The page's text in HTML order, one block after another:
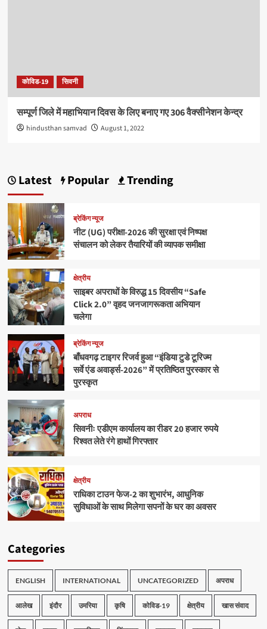
कोविड-19 सिवनी
सम्पूर्ण जिले में महाभियान दिवस के लिए बनाए गए 306 वैक्सीनेशन केन्द्र
hindusthan samvad August 1, 2022
Latest Popular Trending
ब्रेकिंग न्यूज
नीट (UG) परीक्षा-2026 की सुरक्षा एवं निष्पक्ष
संचालन को लेकर तैयारियों की व्यापक समीक्षा
क्षेत्रीय
साइबर अपराधों के विरुद्ध 15 दिवसीय “Safe
Click 2.0” वृहद जनजागरूकता अभियान
चलेगा
ब्रेकिंग न्यूज
बाँधवगढ़ टाइगर रिजर्व हुआ “इंडिया टुडे टूरिज्म
सर्वे एंड अवार्ड्स-2026” में प्रतिष्ठित पुरस्कार से
पुरस्कृत
अपराध
सिवनीः एडीएम कार्यालय का रीडर 20 हजार रुपये
रिश्वत लेते रंगे हाथों गिरफ्तार
क्षेत्रीय
राधिका टाउन फेज-2 का शुभारंभ, आधुनिक
सुविधाओं के साथ मिलेगा सपनों के घर का अवसर
Categories
ENGLISH INTERNATIONAL UNCATEGORIZED अपराध
आलेख इंदौर उमरिया कृषि कोविड-19 क्षेत्रीय खास संवाद